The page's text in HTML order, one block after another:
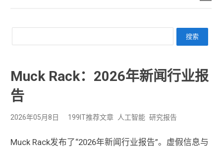
Muck Rack：2026年新闻行业报
告
2026年05月8日 199IT推荐文章 人工智能 研究报告
Muck Rack发布了“2026年新闻行业报告”。虚假信息与